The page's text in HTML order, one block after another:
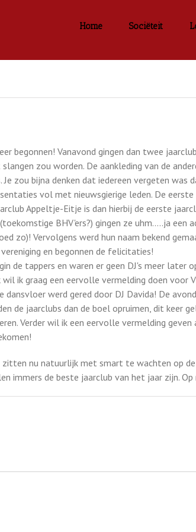
Home Sociëteit
Vanavond gingen dan twee
zou worden. De aankleding van de
zou bijna denken dat iedereen vergeten was
vol met nieuwsgierige leden. De
Appeltje-Eitje is dan hierbij de eerste
BHV'ers?) gingen ze uhm…..ja een
zo)! Vervolgens werd hun naam bekend
en begonnen de felicitaties!
tappers en waren er geen DJ's meer later
ik graag een eervolle vermelding doen voor
werd gered door DJ Davida! De
de jaarclubs dan de boel opruimen, dit keer
Verder wil ik een eervolle vermelding
nu natuurlijk met smart te wachten op
immers de beste jaarclub van het jaar zijn.